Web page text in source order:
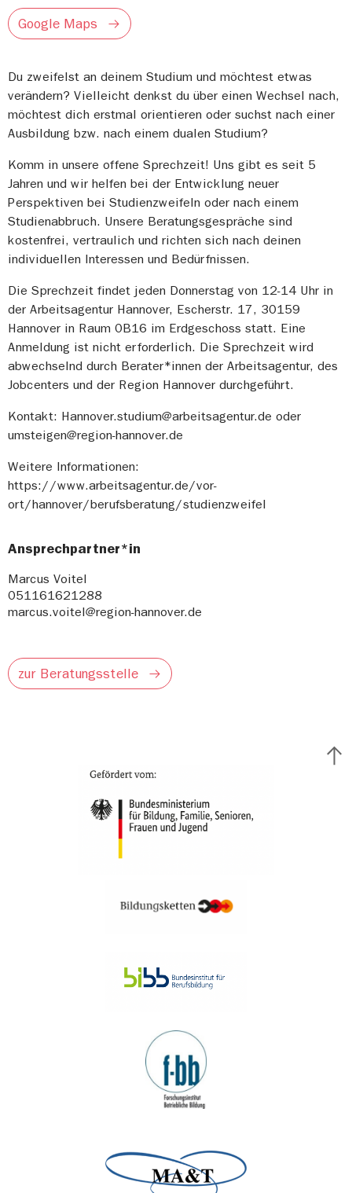
Google Maps
Du zweifelst an deinem Studium und möchtest etwas
verändern? Vielleicht denkst du über einen Wechsel nach,
möchtest dich erstmal orientieren oder suchst nach einer
Ausbildung bzw. nach einem dualen Studium?
Komm in unsere offene Sprechzeit! Uns gibt es seit 5
Jahren und wir helfen bei der Entwicklung neuer
Perspektiven bei Studienzweifeln oder nach einem
Studienabbruch. Unsere Beratungsgespräche sind
kostenfrei, vertraulich und richten sich nach deinen
individuellen Interessen und Bedürfnissen.
Die Sprechzeit findet jeden Donnerstag von 12-14 Uhr in
der Arbeitsagentur Hannover, Escherstr. 17, 30159
Hannover in Raum 0B16 im Erdgeschoss statt. Eine
Anmeldung ist nicht erforderlich. Die Sprechzeit wird
abwechselnd durch Berater*innen der Arbeitsagentur, des
Jobcenters und der Region Hannover durchgeführt.
Kontakt: Hannover.studium@arbeitsagentur.de oder
umsteigen@region-hannover.de
Weitere Informationen:
https://www.arbeitsagentur.de/vor-
ort/hannover/berufsberatung/studienzweifel
Ansprechpartner*in
Marcus Voitel
051161621288
marcus.voitel@region-hannover.de
zur Beratungsstelle